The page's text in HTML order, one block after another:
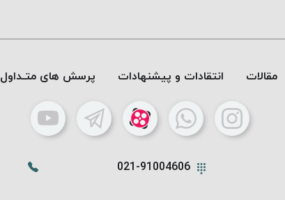
مقالات انتقادات و پیشنهادات پرسش های متـداول
021-91004606